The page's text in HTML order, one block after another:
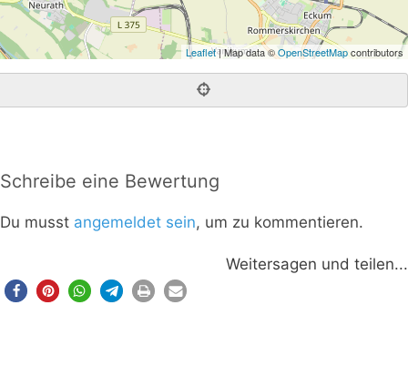
Leaflet| Map data ©OpenStreetMapcontributors
Schreibe eine Bewertung
Du musst angemeldet sein, um zu kommentieren.
Weitersagen und teilen...